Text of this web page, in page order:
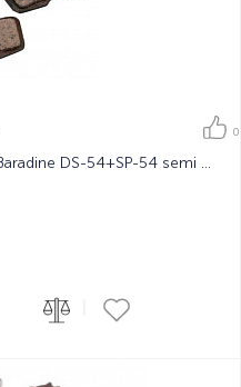
0
Дискові гальмівні колодки Baradine DS-54+SP-54 semi metal, для Avid Code R